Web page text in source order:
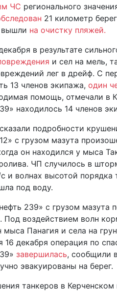
ЧС регионального
21 километр
вышли на очистку пляжей.
в результате
и сел на мель,
лег в дрейф. С
13 членов экипажа, один
помощь, отмечали в
находилось 14 членов
подробности
с грузом мазута
он находился у мыса
ЧП случилось в
и волнах высотой порядка
под воду.
239» с грузом мазута
Под воздействием волн
мыса Панагия и села на
16 декабря операция по
завершилась, сообщили
эвакуированы на берег.
танкеров в